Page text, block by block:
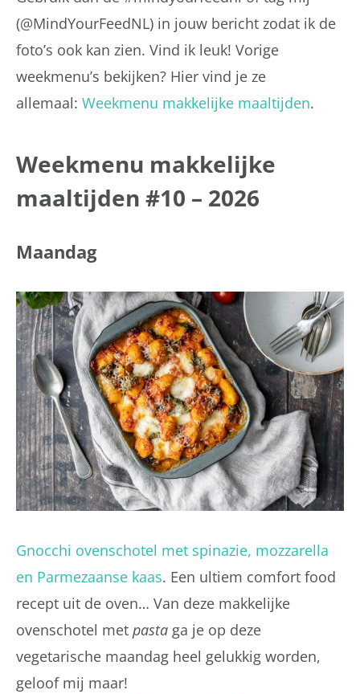
(@MindYourFeedNL) in jouw bericht zodat ik de
foto’s ook kan zien. Vind ik leuk! Vorige
weekmenu’s bekijken? Hier vind je ze
allemaal: Weekmenu makkelijke maaltijden.
Weekmenu makkelijke
maaltijden #10 – 2026
Maandag
Gnocchi ovenschotel met spinazie, mozzarella
en Parmezaanse kaas. Een ultiem comfort food
recept uit de oven… Van deze makkelijke
ovenschotel met pasta ga je op deze
vegetarische maandag heel gelukkig worden,
geloof mij maar!